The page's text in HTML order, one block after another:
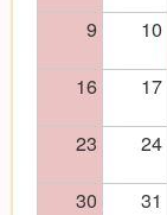
9
10
16
17
23
24
30
31